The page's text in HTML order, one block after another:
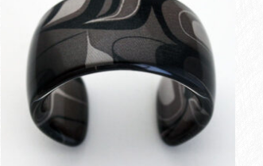
ダ
ン
ト
住
民
ネ
イ